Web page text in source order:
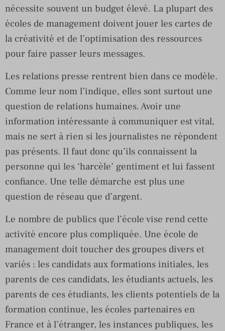
nécessite souvent un budget élevé. La plupart des
écoles de management doivent jouer les cartes de
la créativité et de l’optimisation des ressources
pour faire passer leurs messages.
Les relations presse rentrent bien dans ce modèle.
Comme leur nom l’indique, elles sont surtout une
question de relations humaines. Avoir une
information intéressante à communiquer est vital,
mais ne sert à rien si les journalistes ne répondent
pas présents. Il faut donc qu’ils connaissent la
personne qui les ‘harcèle’ gentiment et lui fassent
confiance. Une telle démarche est plus une
question de réseau que d’argent.
Le nombre de publics que l’école vise rend cette
activité encore plus compliquée. Une école de
management doit toucher des groupes divers et
variés : les candidats aux formations initiales, les
parents de ces candidats, les étudiants actuels, les
parents de ces étudiants, les clients potentiels de la
formation continue, les écoles partenaires en
France et à l’étranger, les instances publiques, les